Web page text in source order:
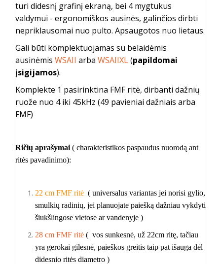
turi didesnį grafinį ekraną, bei 4 mygtukus
valdymui - ergonomiškos ausinės, galinčios dirbti
nepriklausomai nuo pulto. Apsaugotos nuo lietaus.
Gali būti komplektuojamas su belaidėmis
ausinėmis WSAII arba WSAIIXL(papildomai
įsigijamos).
Komplekte 1 pasirinktina FMF ritė, dirbanti dažnių
ruože nuo 4 iki 45kHz (49 pavieniai dažniais arba
FMF)
Ričių aprašymai ( charakteristikos paspaudus nuorodą ant
ritės pavadinimo):
22 cm FMF ritė ( universalus variantas jei norisi gylio,
smulkių radinių, jei planuojate paiešką dažniau vykdyti
šiukšlingose vietose ar vandenyje )
28 cm FMF ritė ( vos sunkesnė, už 22cm ritę, tačiau
yra gerokai gilesnė, paieškos greitis taip pat išauga dėl
didesnio ritės diametro )